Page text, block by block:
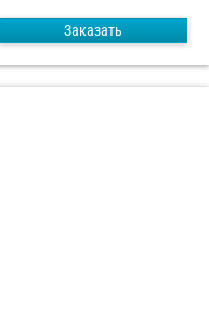
Заказать